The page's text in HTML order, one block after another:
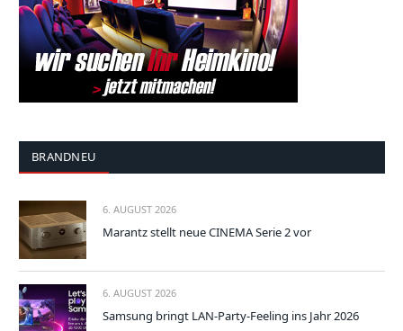
BRANDNEU
6. AUGUST 2026
Marantz stellt neue CINEMA Serie 2 vor
6. AUGUST 2026
Samsung bringt LAN-Party-Feeling ins Jahr 2026